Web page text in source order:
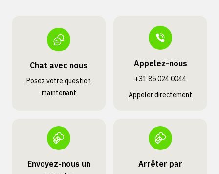
Chat avec nous
Posez votre question
maintenant
Appelez-nous
+31 85 024 0044
Appeler directement
Envoyez-nous un
Arrêter par